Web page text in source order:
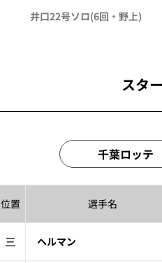
井口22号ソロ(6回・ 野上)
スタ
千葉ロッテ
位置 選手名
三 ヘルマン